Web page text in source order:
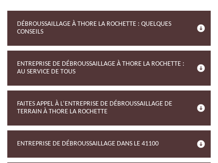
DÉBROUSSAILLAGE À THORE LA ROCHETTE : QUELQUES
CONSEILS
ENTREPRISE DE DÉBROUSSAILLAGE À THORE LA ROCHETTE :
AU SERVICE DE TOUS
FAITES APPEL À L’ENTREPRISE DE DÉBROUSSAILLAGE DE
TERRAIN À THORE LA ROCHETTE
ENTREPRISE DE DÉBROUSSAILLAGE DANS LE 41100